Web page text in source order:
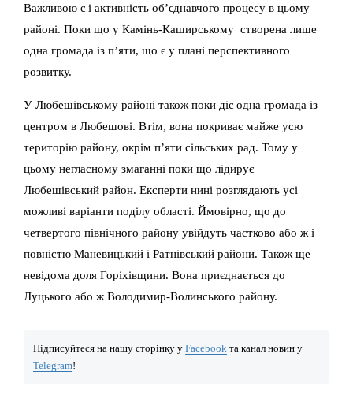
Важливою є і активність об’єднавчого процесу в цьому
районі. Поки що у Камінь-Каширському створена лише
одна громада із п’яти, що є у плані перспективного
розвитку.
У Любешівському районі також поки діє одна громада із
центром в Любешові. Втім, вона покриває майже усю
територію району, окрім п’яти сільських рад. Тому у
цьому негласному змаганні поки що лідирує
Любешівський район. Експерти нині розглядають усі
можливі варіанти поділу області. Ймовірно, що до
четвертого північного району увійдуть частково або ж і
повністю Маневицький і Ратнівський райони. Також ще
невідома доля Горіхівщини. Вона приєднається до
Луцького або ж Володимир-Волинського району.
Підписуйтеся на нашу сторінку у Facebook та канал новин у
Telegram!